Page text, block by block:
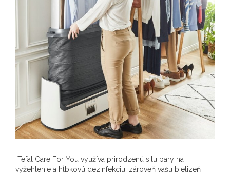
Tefal Care For You využíva prirodzenú silu pary na
vyžehlenie a hĺbkovú dezinfekciu, zároveň vašu bielizeň